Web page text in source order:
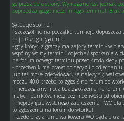
go przez obie strony. Wymagane jest jednak
poprzedzającego mecz, innego terminu!! Brak
Sytuacje sporne:
- szczególnie na początku turnieju dopuszcza
najbliższego tygodnia
- gdy któryś z graczy ma zajęty termin - w
wspólny wolny termin i odjechać spotkanie w
na forum nowego terminu przed środą kiedy
- przeciwnik ma prawo do decyzji o
lub też może zdecydować, że należy się
meczu 40:0 trzeba to zgłosić na forum do
- nierozegrany mecz bez zgłoszenia na
małych punktów, mecz bez możliwości
- nieprzyjęcie wysłanego zaproszenia - WO
to zgłoszenia na forum do wtorku!
- każde przyznanie walkowera WO będzie